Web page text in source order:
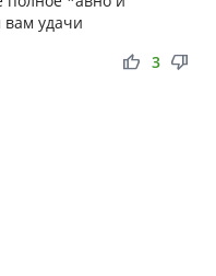
удачи
thumb_up thumb_down
3